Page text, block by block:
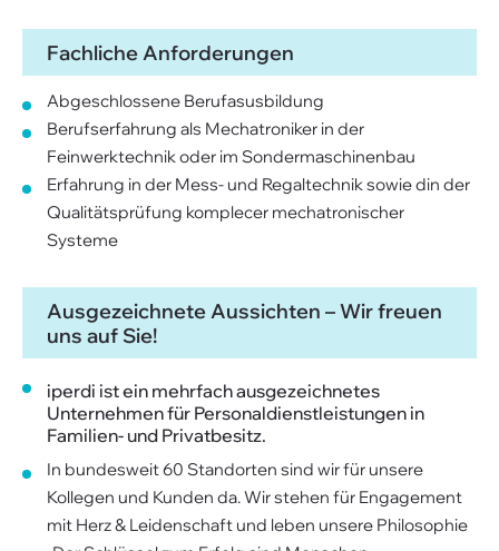
Fachliche Anforderungen
Abgeschlossene Berufasusbildung
Berufserfahrung als Mechatroniker in der
Feinwerktechnik oder im Sondermaschinenbau
Erfahrung in der Mess- und Regaltechnik sowie din der
Qualitätsprüfung komplecer mechatronischer
Systeme
Ausgezeichnete Aussichten – Wir freuen
uns auf Sie!
iperdi ist ein mehrfach ausgezeichnetes
Unternehmen für Personaldienstleistungen in
Familien- und Privatbesitz.
In bundesweit 60 Standorten sind wir für unsere
Kollegen und Kunden da. Wir stehen für Engagement
mit Herz & Leidenschaft und leben unsere Philosophie